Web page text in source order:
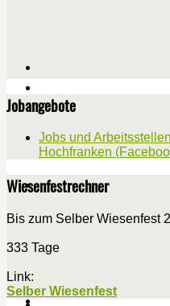
Jobangebote
Jobs und
Hochfranken
Wiesenfestrechner
Bis zum Selber Wiesenfest
333 Tage
Link:
Selber Wiesenfest